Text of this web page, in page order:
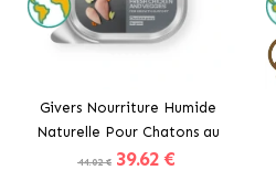
Givers Nourriture Humide
Naturelle Pour Chatons au
Dinde, Poulet et Légumes
44.02 € 39.62 €